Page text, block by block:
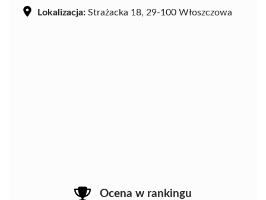
Lokalizacja: Strażacka 18, 29-100 Włoszczowa
Ocena w rankingu